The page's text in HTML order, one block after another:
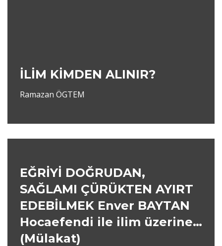
İLİM KİMDEN ALINIR?
Ramazan ÖGTEM
EĞRİYİ DOĞRUDAN,
SAĞLAMI ÇÜRÜKTEN AYIRT
EDEBİLMEK Enver BAYTAN
Hocaefendi ile ilim üzerine…
(Mülakat)